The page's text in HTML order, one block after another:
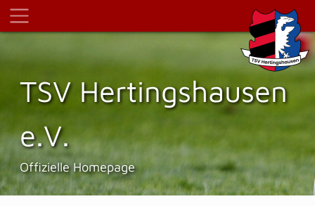
TSV Hertings­hausen
e.V.
Offizielle Homepage